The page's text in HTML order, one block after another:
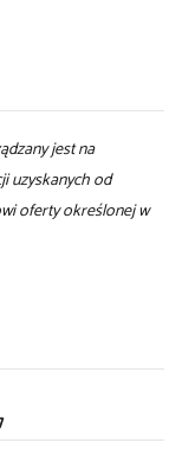
jest na
uzyskanych od
oferty określonej w